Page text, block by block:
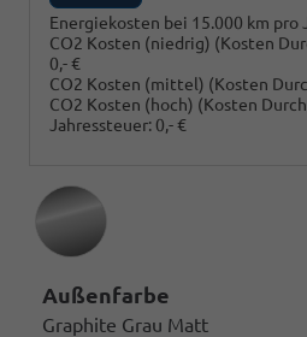
Energiekosten bei 15.000 km pro
CO2 Kosten (niedrig) (Kosten
0,- €
CO2 Kosten (mittel) (Kosten
CO2 Kosten (hoch) (Kosten
Jahressteuer: 0,- €
Außenfarbe
Graphite Grau Matt